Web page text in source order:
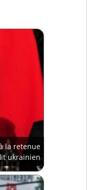
la retenue
ukrainien